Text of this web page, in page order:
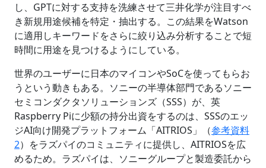
し、GPTに対する支持を洗練させて三井化学が注目すべ
き新規用途候補を特定・抽出する。この結果をWatson
に適用しキーワードをさらに絞り込み分析することで短
時間に用途を見つけるようにしている。
世界のユーザーに日本のマイコンやSoCを使ってもらお
うという動きもある。ソニーの半導体部門であるソニー
セミコンダクタソリューションズ（SSS）が、英
Raspberry Piに少額の持分出資をするのは、SSSのエッ
ジAI向け開発プラットフォーム「AITRIOS」（参考資料
2）をラズパイのコミュニティに提供し、AITRIOSを広
めるため。ラズパイは、ソニーグループと製造委託から